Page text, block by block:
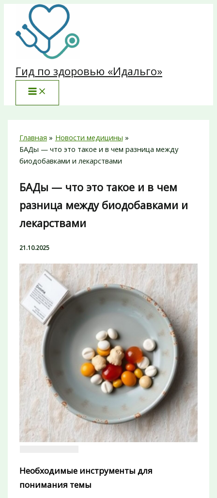
Перейти
содержимому
Гид по здоровью «Идальго»
Главная
Новости медицины
БАДы — что это такое и в чем разница между
биодобавками и лекарствами
БАДы — что это такое и в чем
разница между биодобавками и
лекарствами
21.10.2025
Необходимые инструменты для
понимания темы